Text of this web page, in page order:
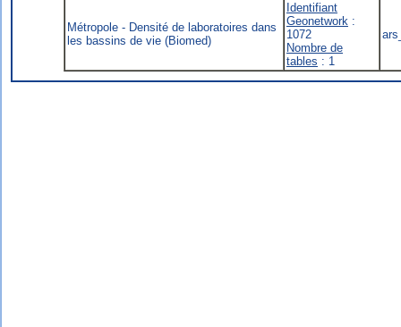
Métropole - Densité de laboratoires dans
les bassins de vie (Biomed)
Identifiant
Geonetwork :
1072
Nombre de
tables : 1